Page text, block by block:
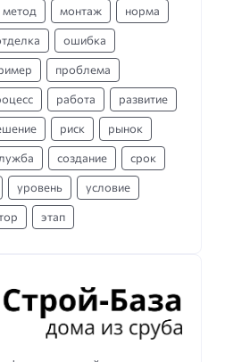
метод монтаж норма
ошибка
проблема
работа развитие
риск рынок
создание срок
уровень условие
этап